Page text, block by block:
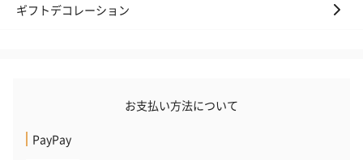
ギフトデコレーション
お支払い方法について
PayPay